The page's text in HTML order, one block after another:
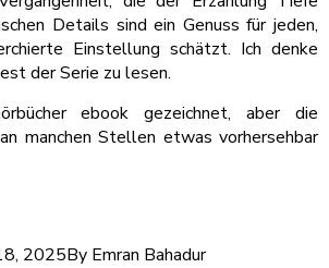
Details sind ein Genuss für jeden,
Einstellung schätzt. Ich denke
der Serie zu lesen.
ebook gezeichnet, aber die
manchen Stellen etwas vorhersehbar
2025By Emran Bahadur